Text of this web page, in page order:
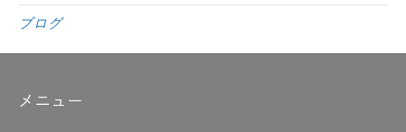
ブログ
メニュー